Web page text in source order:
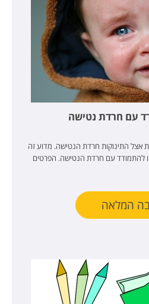
עם חרדת נטישה
התינוקות חרדת הנטישה. מדוע זה
להתמודד עם חרדת הנטישה. הפרטים
המלאה